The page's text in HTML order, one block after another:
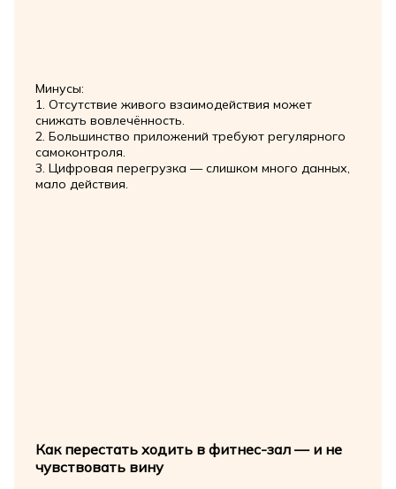
Минусы:
1. Отсутствие живого взаимодействия может
снижать вовлечённость.
2. Большинство приложений требуют регулярного
самоконтроля.
3. Цифровая перегрузка — слишком много данных,
мало действия.
Как перестать ходить в фитнес-зал — и не
чувствовать вину